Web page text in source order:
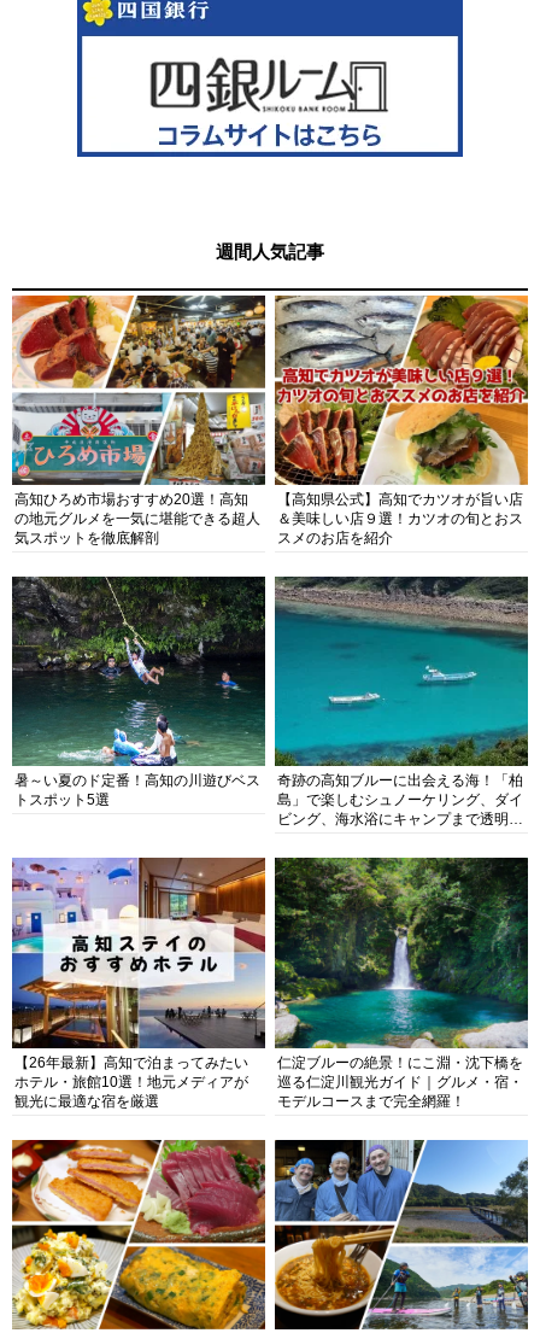
週間人気記事
高知ひろめ市場おすすめ20選！高知
の地元グルメを一気に堪能できる超人
気スポットを徹底解剖
【高知県公式】高知でカツオが旨い店
＆美味しい店９選！カツオの旬とおス
スメのお店を紹介
暑～い夏のド定番！高知の川遊びベス
トスポット5選
奇跡の高知ブルーに出会える海！「柏
島」で楽しむシュノーケリング、ダイ
ビング、海水浴にキャンプまで透明度
【26年最新】高知で泊まってみたい
ホテル・旅館10選！地元メディアが
観光に最適な宿を厳選
仁淀ブルーの絶景！にこ淵・沈下橋を
巡る仁淀川観光ガイド｜グルメ・宿・
モデルコースまで完全網羅！